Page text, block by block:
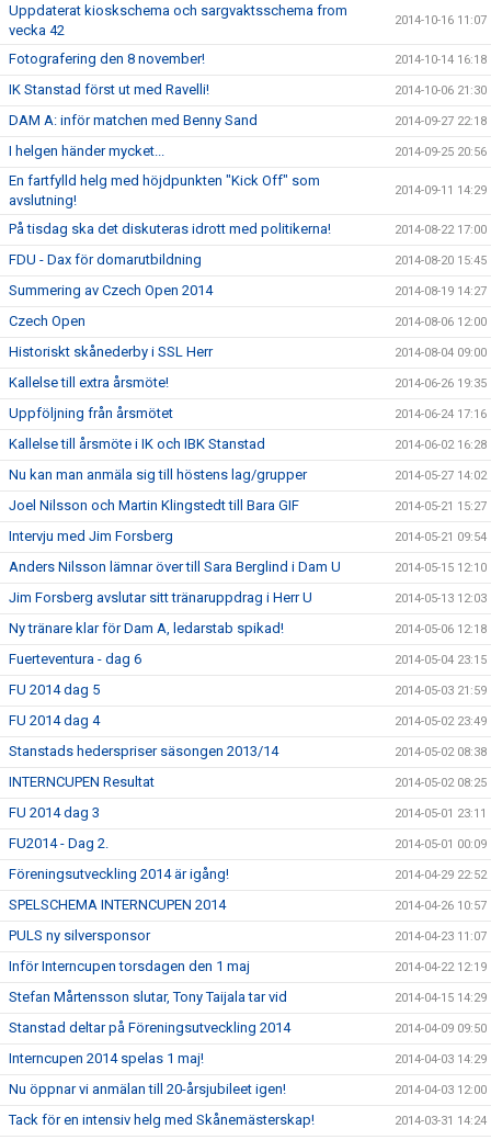
Uppdaterat kioskschema och sargvaktsschema from
vecka 42
2014-10-16 11:07
Fotografering den 8 november! 2014-10-14 16:18
IK Stanstad först ut med Ravelli! 2014-10-06 21:30
DAM A: inför matchen med Benny Sand 2014-09-27 22:18
I helgen händer mycket... 2014-09-25 20:56
En fartfylld helg med höjdpunkten "Kick Off" som
avslutning!
2014-09-11 14:29
På tisdag ska det diskuteras idrott med politikerna! 2014-08-22 17:00
FDU - Dax för domarutbildning 2014-08-20 15:45
Summering av Czech Open 2014 2014-08-19 14:27
Czech Open 2014-08-06 12:00
Historiskt skånederby i SSL Herr 2014-08-04 09:00
Kallelse till extra årsmöte! 2014-06-26 19:35
Uppföljning från årsmötet 2014-06-24 17:16
Kallelse till årsmöte i IK och IBK Stanstad 2014-06-02 16:28
Nu kan man anmäla sig till höstens lag/grupper 2014-05-27 14:02
Joel Nilsson och Martin Klingstedt till Bara GIF 2014-05-21 15:27
Intervju med Jim Forsberg 2014-05-21 09:54
Anders Nilsson lämnar över till Sara Berglind i Dam U 2014-05-15 12:10
Jim Forsberg avslutar sitt tränaruppdrag i Herr U 2014-05-13 12:03
Ny tränare klar för Dam A, ledarstab spikad! 2014-05-06 12:18
Fuerteventura - dag 6 2014-05-04 23:15
FU 2014 dag 5 2014-05-03 21:59
FU 2014 dag 4 2014-05-02 23:49
Stanstads hederspriser säsongen 2013/14 2014-05-02 08:38
INTERNCUPEN Resultat 2014-05-02 08:25
FU 2014 dag 3 2014-05-01 23:11
FU2014 - Dag 2. 2014-05-01 00:09
Föreningsutveckling 2014 är igång! 2014-04-29 22:52
SPELSCHEMA INTERNCUPEN 2014 2014-04-26 10:57
PULS ny silversponsor 2014-04-23 11:07
Inför Interncupen torsdagen den 1 maj 2014-04-22 12:19
Stefan Mårtensson slutar, Tony Taijala tar vid 2014-04-15 14:29
Stanstad deltar på Föreningsutveckling 2014 2014-04-09 09:50
Interncupen 2014 spelas 1 maj! 2014-04-03 14:29
Nu öppnar vi anmälan till 20-årsjubileet igen! 2014-04-03 12:00
Tack för en intensiv helg med Skånemästerskap! 2014-03-31 14:24